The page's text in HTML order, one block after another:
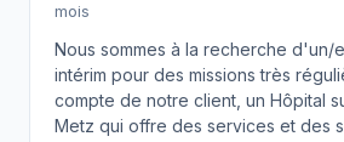
mois
Nous sommes à la recherche d'un/
intérim pour des missions très
compte de notre client, un Hôpital
Metz qui offre des services et des